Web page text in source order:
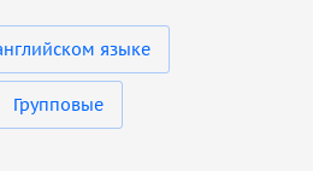
языке
Групповые